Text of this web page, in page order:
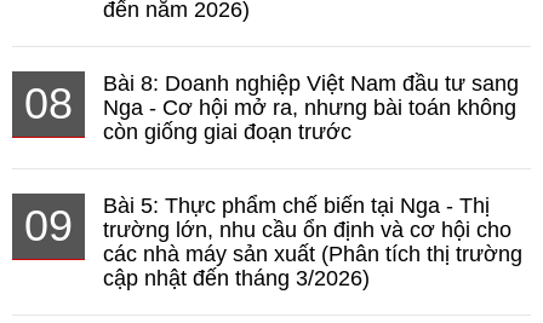
đến năm 2026)
08
Bài 8: Doanh nghiệp Việt Nam đầu tư sang
Nga - Cơ hội mở ra, nhưng bài toán không
còn giống giai đoạn trước
09
Bài 5: Thực phẩm chế biến tại Nga - Thị
trường lớn, nhu cầu ổn định và cơ hội cho
các nhà máy sản xuất (Phân tích thị trường
cập nhật đến tháng 3/2026)